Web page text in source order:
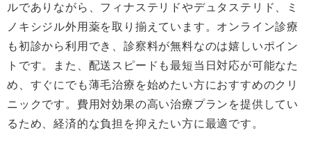
ルでありながら、フィナステリドやデュタステリド、ミ
ノキシジル外用薬を取り揃えています。オンライン診療
も初診から利用でき、診察料が無料なのは嬉しいポイン
トです。また、配送スピードも最短当日対応が可能なた
め、すぐにでも薄毛治療を始めたい方におすすめのクリ
ニックです。費用対効果の高い治療プランを提供してい
るため、経済的な負担を抑えたい方に最適です。